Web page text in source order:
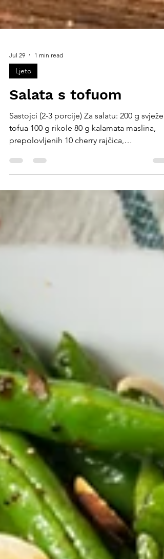
Jul 29 1 min read
Ljeto
Salata s tofuom
Sastojci (2-3 porcije) Za salatu: 200 g svježeg
prepolovljenih 10 cherry rajčica,
prepolovljenih ½ ljubičastog luka, tanko
narezanog žlica kapara 2 žlice sjemenki
bundeve, tostiranih Marinada za tofu: 1 žlica
tamarija 1 žlica sezamovog ulja 1 žličica
javorovog sirupa ½ žličice dimljene paprike
Dressing: 2 žlice maslinovog ulja 1 žlica
limunovog soka 1 žličica Dijon senfa 1 mali